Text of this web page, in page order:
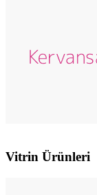
Vitrin Ürünleri